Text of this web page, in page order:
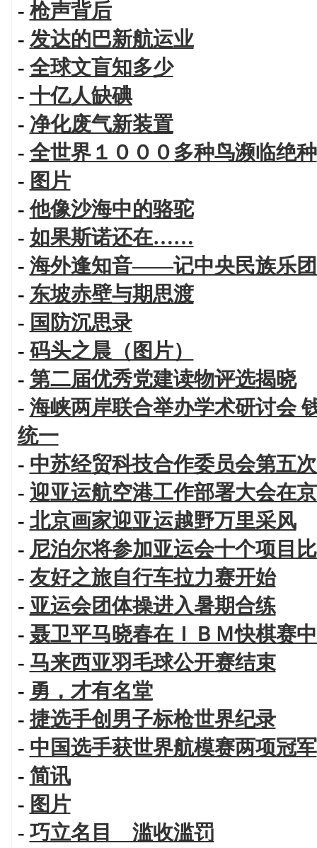
- 枪声背后
- 发达的巴新航运业
- 全球文盲知多少
- 十亿人缺碘
- 净化废气新装置
- 全世界１０００多种鸟濒临绝种
- 图片
-他像沙海中的骆驼
- 如果斯诺还在……
- 海外逢知音——记中央民族乐
- 东坡赤壁与期思渡
- 国防沉思录
- 码头之晨（图片）
- 第二届优秀党建读物评选揭晓
- 海峡两岸联合举办学术研讨会
统一
- 中苏经贸科技合作委员会第五
- 迎亚运航空港工作部署大会在
- 北京画家迎亚运越野万里采风
- 尼泊尔将参加亚运会十个项目
- 友好之旅自行车拉力赛开始
- 亚运会团体操进入暑期合练
- 聂卫平马晓春在ＩＢＭ快棋赛
- 马来西亚羽毛球公开赛结束
- 勇，才有名堂
-捷选手创男子标枪世界纪录
- 中国选手获世界航模赛两项冠军
- 简讯
- 图片
- 巧立名目 滥收滥罚